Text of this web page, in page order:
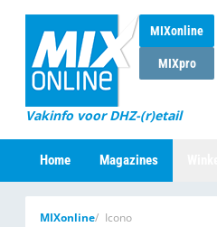
MIXonline
MIXpro
Vakinfo voor DHZ-(r)etail
Home Magazines
MIXonline Icono